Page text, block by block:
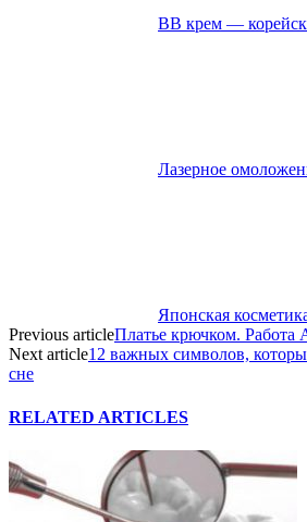
ВВ крем —
Лазерное
Японская
Previous articleПлатье крючком. Работа
Next article12 важных символов,
сне
RELATED ARTICLES